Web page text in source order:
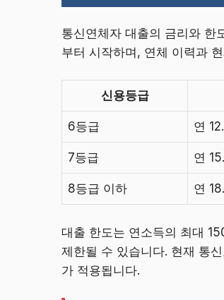
통신연체자 대출의 금리와 한
부터 시작하며, 연체 이력과
신용등급
6등급 연
7등급 연
8등급 이하 연
대출 한도는 연소득의 최대
제한될 수 있습니다. 현재 통
가 적용됩니다.